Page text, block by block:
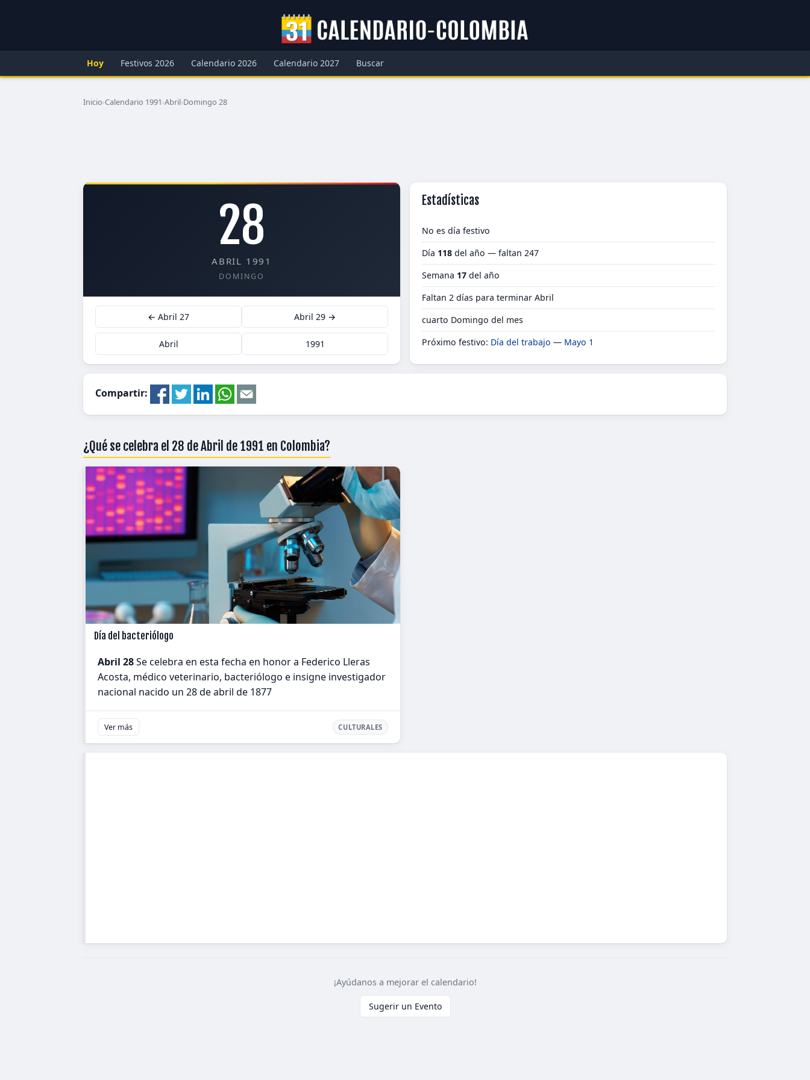
Hoy Festivos 2026 Calendario 2026 Calendario 2027 Buscar
Inicio›Calendario 1991›Abril›Domingo 28
28
ABRIL 1991
DOMINGO
← Abril 27 Abril 29 →
Abril 1991
Estadísticas
No es día festivo
Día 118 del año — faltan 247
Semana 17 del año
Faltan 2 días para terminar Abril
cuarto Domingo del mes
Próximo festivo: Día del trabajo — Mayo 1
Compartir:
¿Qué se celebra el 28 de Abril de 1991 en Colombia?
Día del bacteriólogo
Abril 28Se celebra en esta fecha en honor a Federico Lleras
Acosta, médico veterinario, bacteriólogo e insigne investigador
nacional nacido un 28 de abril de 1877
Ver más CULTURALES
¡Ayúdanos a mejorar el calendario!
Sugerir un Evento